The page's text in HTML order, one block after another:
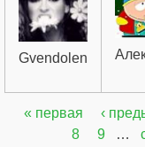
Gvendolen
Страницы
« первая ‹
8
9 …